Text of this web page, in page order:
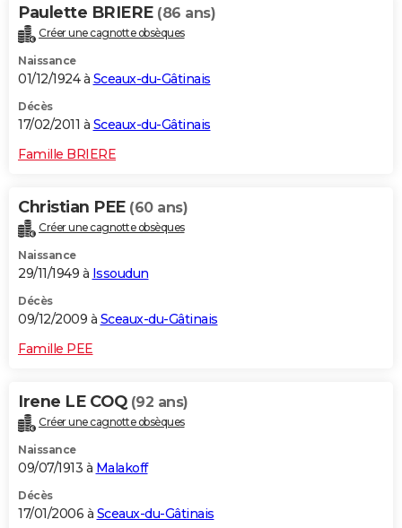
Paulette BRIERE (86 ans)
Créer une cagnotte obsèques
Naissance
01/12/1924 à Sceaux-du-Gâtinais
Décès
17/02/2011 à Sceaux-du-Gâtinais
Famille BRIERE
Christian PEE (60 ans)
Créer une cagnotte obsèques
Naissance
29/11/1949 à Issoudun
Décès
09/12/2009 à Sceaux-du-Gâtinais
Famille PEE
Irene LE COQ (92 ans)
Créer une cagnotte obsèques
Naissance
09/07/1913 à Malakoff
Décès
17/01/2006 à Sceaux-du-Gâtinais